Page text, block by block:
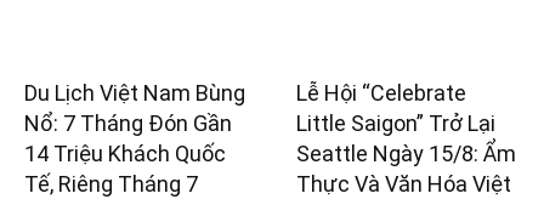
Du Lịch Việt Nam Bùng
Nổ: 7 Tháng Đón Gần
14 Triệu Khách Quốc
Tế, Riêng Tháng 7
Lễ Hội “Celebrate
Little Saigon” Trở Lại
Seattle Ngày 15/8: Ẩm
Thực Và Văn Hóa Việt